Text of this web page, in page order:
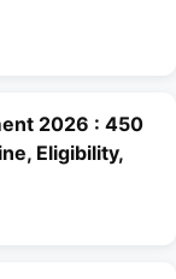
2026 : 450
Eligibility,